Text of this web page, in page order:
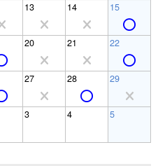
13 14 15
20 21 22
27 28 29
3 4 5